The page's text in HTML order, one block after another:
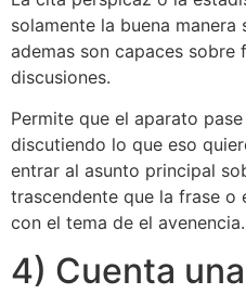
solamente la buena
ademas son capaces sobre
discusiones.
Permite que el aparato
discutiendo lo que eso
entrar al asunto principal
trascendente que la frase o
con el tema de el avenencia.
4) Cuenta